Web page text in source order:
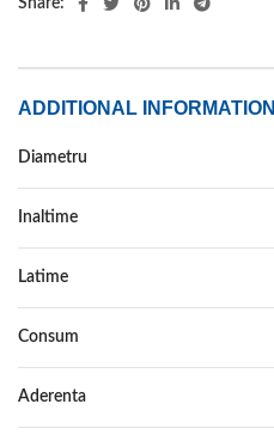
Share:
ADDITIONAL INFORMATION
Diametru
Inaltime
Latime
Consum
Aderenta